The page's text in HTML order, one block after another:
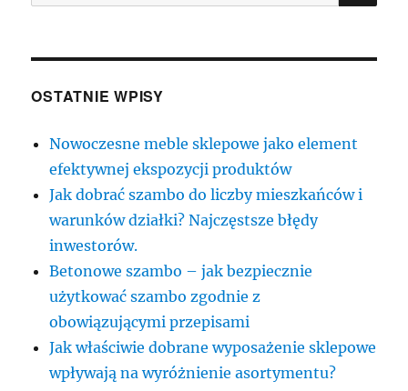
OSTATNIE WPISY
Nowoczesne meble sklepowe jako element
efektywnej ekspozycji produktów
Jak dobrać szambo do liczby mieszkańców i
warunków działki? Najczęstsze błędy
inwestorów.
Betonowe szambo – jak bezpiecznie
użytkować szambo zgodnie z
obowiązującymi przepisami
Jak właściwie dobrane wyposażenie sklepowe
wpływają na wyróżnienie asortymentu?